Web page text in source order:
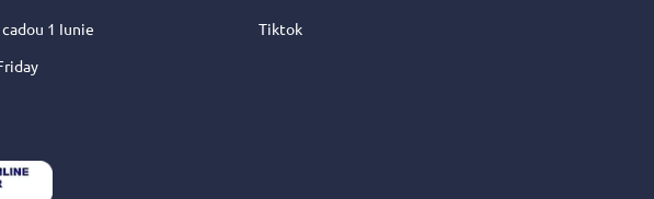
1 Iunie Tiktok